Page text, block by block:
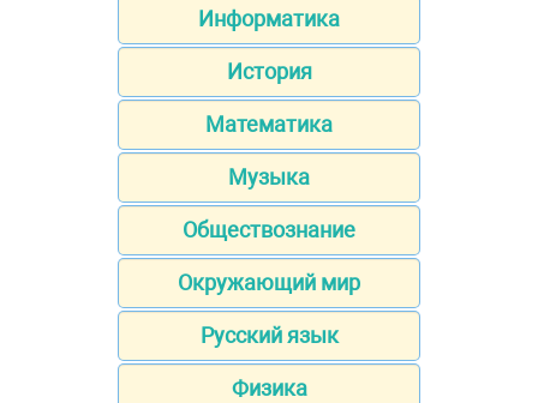
Информатика
История
Математика
Музыка
Обществознание
Окружающий мир
Русский язык
Физика